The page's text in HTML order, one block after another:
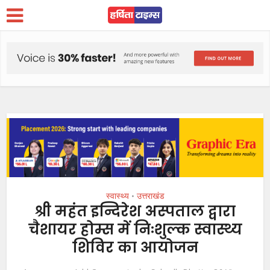
स्वास्थ्य • उत्तराखंड
श्री महंत इन्दिरेश अस्पताल द्वारा
चैशायर होम्स में निःशुल्क स्वास्थ्य
शिविर का आयोजन